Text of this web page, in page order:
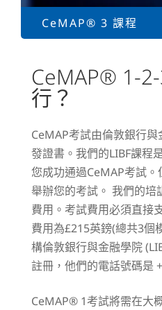
CeMAP® 3 課程
CeMAP® 1-
行？
CeMAP考試由倫敦銀行
發證書。我們的LIBF課程
您成功通過CeMAP考試
舉辦您的考試。 我們的培
費用。考試費用必須直接
費用為£215英鎊(總共3個
構倫敦銀行與金融學院
註冊，他們的電話號碼是
CeMAP® 1考試將需在大